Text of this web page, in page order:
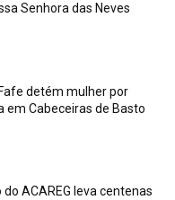
Senhora das Neves
Fafe detém mulher por
em Cabeceiras de Basto
ACAREG leva centenas